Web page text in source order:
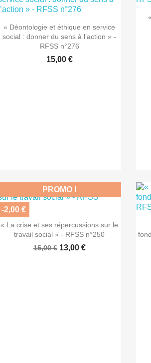
 Aperçu rapide
« Déontologie et éthique en service
social : donner du sens à l’action » -
RFSS n°276
15,00 €
 Aperçu rapide
« La crise et ses répercussions sur le
travail social » - RFSS n°250
15,00 € 13,00 €
PROMO !
-2,00 €